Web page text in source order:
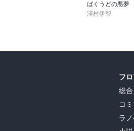
ばくうどの悪夢
澤村伊智
フ
総合
コ
ラ